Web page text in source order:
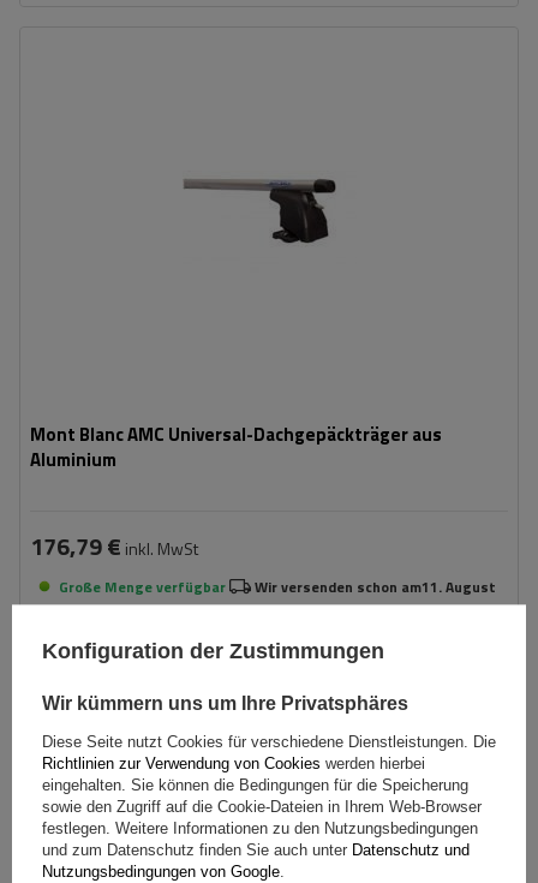
Mont Blanc AMC Universal-Dachgepäckträger aus
Aluminium
176,79 € inkl. MwSt
Große Menge verfügbar Wir versenden schon am11. August
Warenkorb
Konfiguration der Zustimmungen
Wir kümmern uns um Ihre Privatsphäres
Diese Seite nutzt Cookies für verschiedene Dienstleistungen. Die
Richtlinien zur Verwendung von Cookies werden hierbei
eingehalten. Sie können die Bedingungen für die Speicherung
sowie den Zugriff auf die Cookie-Dateien in Ihrem Web-Browser
festlegen. Weitere Informationen zu den Nutzungsbedingungen
und zum Datenschutz finden Sie auch unter Datenschutz und
Nutzungsbedingungen von Google